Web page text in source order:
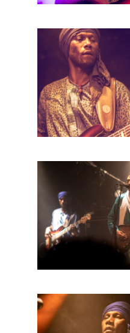
PHOTOS NEWS